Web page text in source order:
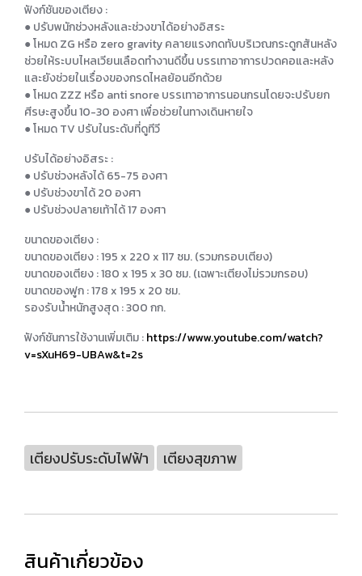
ฟังก์ชันของเตียง :
● ปรับพนักช่วงหลังและช่วงขาได้อย่างอิสระ
● โหมด ZG หรือ zero gravity คลายแรงกดทับบริเวณกระดูกสันหลัง
ช่วยให้ระบบไหลเวียนเลือดทำงานดีขึ้น บรรเทาอาการปวดคอและหลัง
และยังช่วยในเรื่องของกรดไหลย้อนอีกด้วย
● โหมด ZZZ หรือ anti snore บรรเทาอาการนอนกรนโดยจะปรับยก
ศีรษะสูงขึ้น 10-30 องศา เพื่อช่วยในทางเดินหายใจ
● โหมด TV ปรับในระดับที่ดูทีวี
ปรับได้อย่างอิสระ :
● ปรับช่วงหลังได้ 65-75 องศา
● ปรับช่วงขาได้ 20 องศา
● ปรับช่วงปลายเท้าได้ 17 องศา
ขนาดของเตียง :
ขนาดของเตียง : 195 x 220 x 117 ซม. (รวมกรอบเตียง)
ขนาดของเตียง : 180 x 195 x 30 ซม. (เฉพาะเตียงไม่รวมกรอบ)
ขนาดของฟูก : 178 x 195 x 20 ซม.
รองรับน้ำหนักสูงสุด : 300 กก.
ฟังก์ชันการใช้งานเพิ่มเติม :https://www.youtube.com/watch?
v=sXuH69-UBAw&t=2s
เตียงปรับระดับไฟฟ้า เตียงสุขภาพ
สินค้าเกี่ยวข้อง